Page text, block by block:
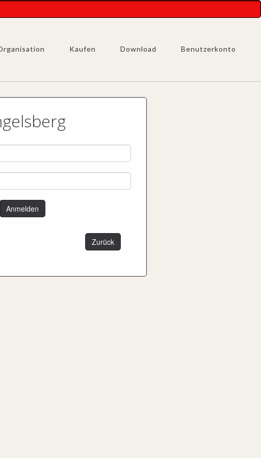
Kaufen Download Benutzerkonto
Anmelden
Zurück